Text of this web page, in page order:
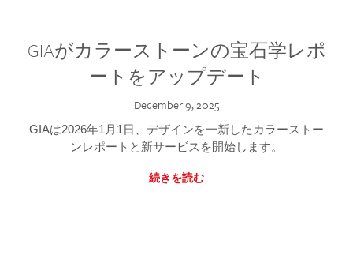
GIAがカラーストーンの宝石学レポ
ートをアップデート
December 9, 2025
GIAは2026年1月1日、デザインを一新したカラーストー
ンレポートと新サービスを開始します。
続きを読む